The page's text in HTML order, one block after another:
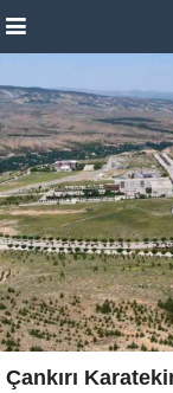
Çankırı